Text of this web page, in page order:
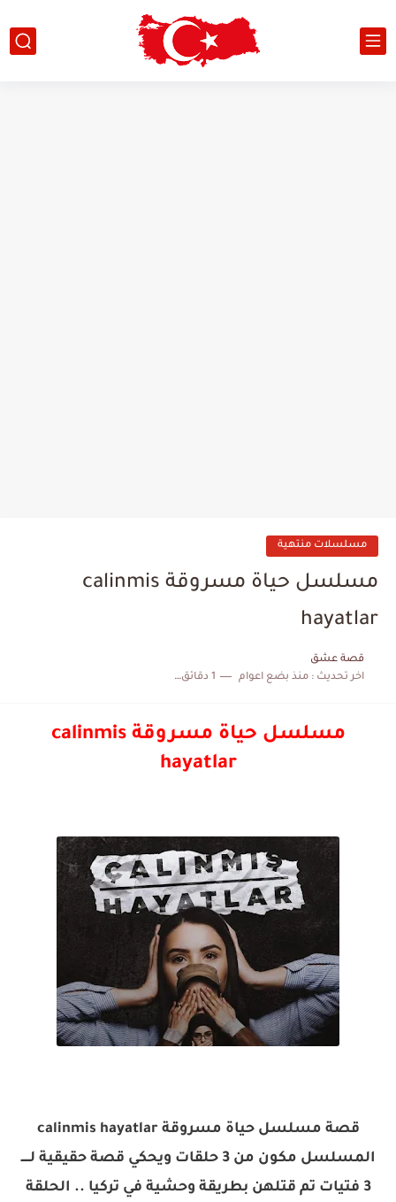
مسلسلات منتهية
مسلسل حياة مسروقة calinmis
hayatlar
قصة عشق
اخر تحديث :منذ بضع اعوام 1 دقائق للقراءة
مسلسل حياة مسروقة calinmis
hayatlar
قصة مسلسل حياة مسروقة calinmis hayatlar
المسلسل مكون من 3 حلقات ويحكي قصة حقيقية لـــــ
3 فتيات تم قتلهن بطريقة وحشية في تركيا .. الحلقة